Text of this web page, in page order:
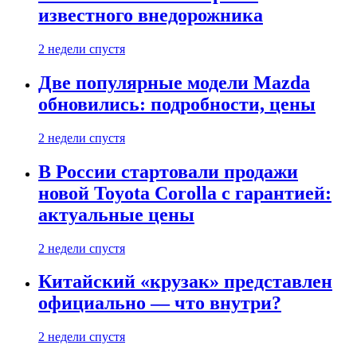
известного внедорожника
2 недели спустя
Две популярные модели Mazda
обновились: подробности, цены
2 недели спустя
В России стартовали продажи
новой Toyota Corolla с гарантией:
актуальные цены
2 недели спустя
Китайский «крузак» представлен
официально — что внутри?
2 недели спустя